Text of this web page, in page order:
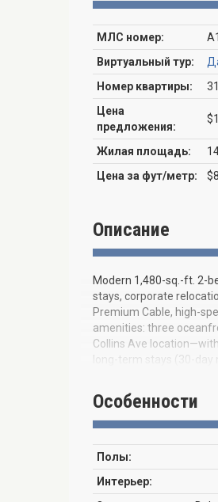
МЛС номер:
Виртуальный тур:
Номер квартиры:
Цена
предложения:
Жилая площадь:
Цена за фут/метр:
Описание
Modern 1,480-sq.-ft. 2-
stays, corporate
Premium Cable, high-
amenities: three
Collins Ave
long-term stays (30-
Особенности
Полы:
Интерьер: